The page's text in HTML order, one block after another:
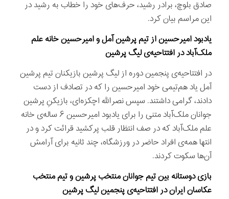
صادق بلوچ، برادر رشید، حرف‌های خود را خطاب به رشید در
این مراسم بیان کرد.
یادبود امیرحسین از تیم پرشین آمل و امیرحسین خانه علم
ملک‌آباد در افتتاحیه‌ی لیگ پرشین
در افتتاحیه‌ی پنجمین دوره از لیگ پرشین بازیکنان تیم پرشین
آمل یاد هم‌تیمی خود امیرحسین را که در تصادف از دست
دادند، گرامی داشتند. سپس نصرالله اچکزه‌ای، بازيكنِ پرشین
جوانان ملک‌آباد متنی را برای یادبود امیرحسین ۶ ساله‌ی خانه
علم ملک‌آباد که در صف انتظار قلب پرکشید قرائت کرد و در
انتها همه‌ی افراد حاضر در ورزشگاه، چند ثانیه برای آرامش
آن‌ها سکوت کردند.
بازی دوستانه بین تیم جوانان منتخب پرشین و تیم منتخب
عکاسان ایران در افتتاحیه‌ی پنجمین لیگ پرشین